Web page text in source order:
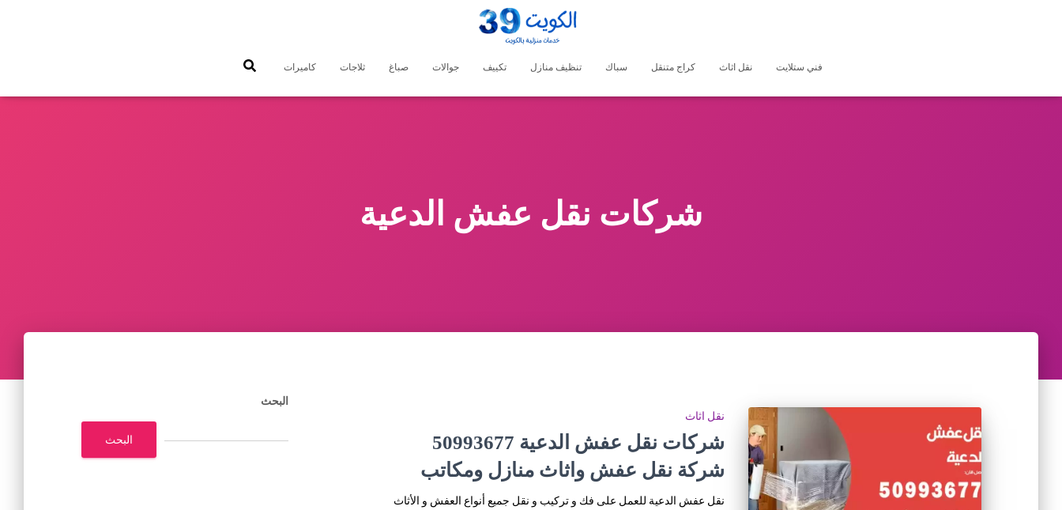
فني ستلايت نقل اثاث كراج متنقل سباك تنظيف منازل تكييف جوالات صباغ ثلاجات كاميرات
شركات نقل عفش الدعية
نقل اثاث
شركات نقل عفش الدعية 50993677
شركة نقل عفش واثاث منازل ومكاتب
نقل عفش الدعية للعمل على فك و تركيب و نقل جميع أنواع العفش و الأثاث
البحث
البحث